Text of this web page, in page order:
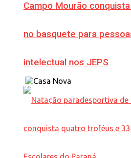
Campo Mourão
no basquete para
intelectual nos JEPS